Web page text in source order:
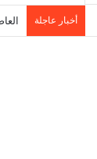
أخبار عاجلة